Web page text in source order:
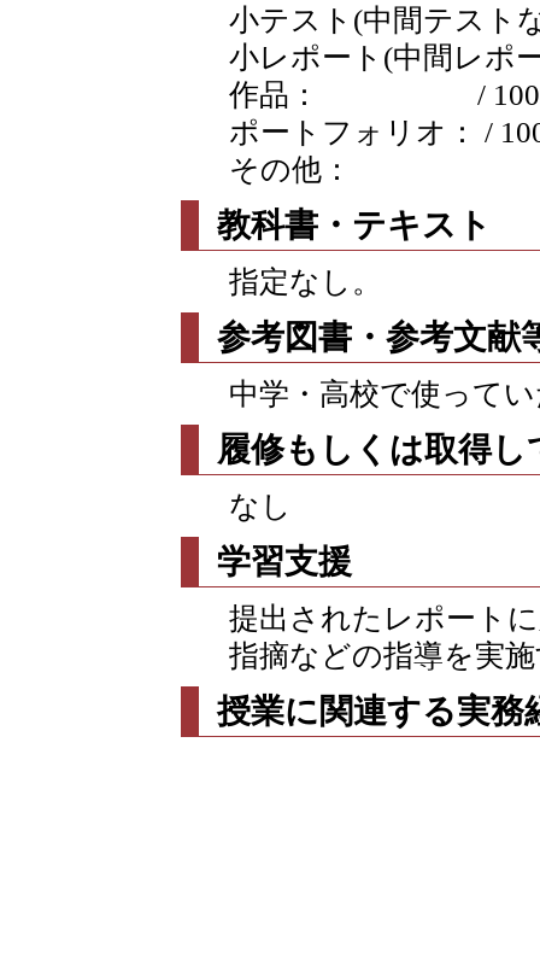
小テスト(中間テスト
小レポート(中間レポ
作品： / 100
ポートフォリオ： /
その他：
教科書・テキスト
指定なし。
参考図書・参考文献
中学・高校で使って
履修もしくは取得
なし
学習支援
提出されたレポート
指摘などの指導を実
授業に関連する実務